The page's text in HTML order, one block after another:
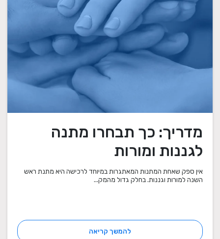
מדריך: כך תבחרו מתנה
לגננות ומורות
אין ספק שאחת המתנות המאתגרות במיוחד לרכישה היא מתנת ראש
השנה למורות וגננות. בחלק גדול מהמק...
להמשך קריאה